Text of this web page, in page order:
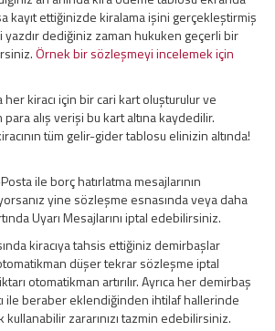
kayıt ettiğinizde kiralama işini gerçekleştirmiş
dediğiniz zaman hukuken geçerli bir
Örnek bir sözleşmeyi incelemek için
her kiracı için bir cari kart oluşturulur ve
para alış verişi bu kart altına kaydedilir.
tüm gelir-gider tablosu elinizin altında!
ile borç hatırlatma mesajlarının
yine sözleşme esnasında veya daha
Uyarı Mesajlarını iptal edebilirsiniz.
kiracıya tahsis ettiğiniz demirbaşlar
düşer tekrar sözleşme iptal
otomatikman artırılır. Ayrıca her demirbaş
ile beraber eklendiğinden ihtilaf hallerinde
zararınızı tazmin edebilirsiniz.